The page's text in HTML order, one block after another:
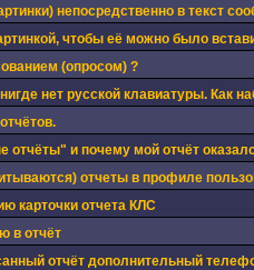
непосредственно в текст
чтобы её можно было
(опросом) ?
нет русской клавиатуры. Как
отчёты" и почему мой отчёт
отчеты в профиле
карточки отчета КЛС
в отчёт
отчёт дополнительный